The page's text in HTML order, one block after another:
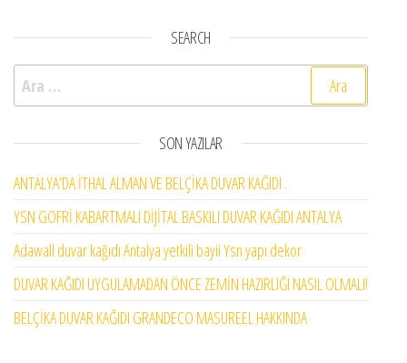
SEARCH
Arama:
SON YAZILAR
ANTALYA’DA İTHAL ALMAN VE BELÇİKA DUVAR KAĞIDI .
YSN GOFRİ KABARTMALI DİJİTAL BASKILI DUVAR KAĞIDI ANTALYA
Adawall duvar kağıdı Antalya yetkili bayii Ysn yapı dekor
DUVAR KAĞIDI UYGULAMADAN ÖNCE ZEMİN HAZIRLIĞI NASIL OLMALI!
BELÇİKA DUVAR KAĞIDI GRANDECO MASUREEL HAKKINDA